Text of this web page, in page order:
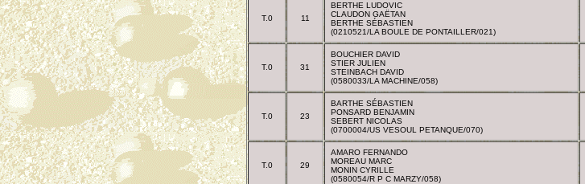
T.0 11
BERTHE LUDOVIC
CLAUDON GAËTAN
BERTHE SÉBASTIEN
(0210521/LA BOULE DE PONTAILLER/021)
T.0 31
BOUCHIER DAVID
STIER JULIEN
STEINBACH DAVID
(0580033/LA MACHINE/058)
T.0 23
BARTHE SÉBASTIEN
PONSARD BENJAMIN
SEBERT NICOLAS
(0700004/US VESOUL PETANQUE/070)
T.0 29
AMARO FERNANDO
MOREAU MARC
MONIN CYRILLE
(0580054/R P C MARZY/058)